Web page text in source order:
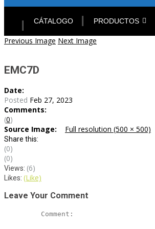
CÁTALOGO PRODUCTOS
Post
Previous Image Next Image
EMC7D
Date:
Posted Feb 27, 2023
Comments:
(0)
Source Image:
Full resolution (500 × 500)
Share this:
(0)
(0)
Views: (6)
Likes: (Like)
Leave Your Comment